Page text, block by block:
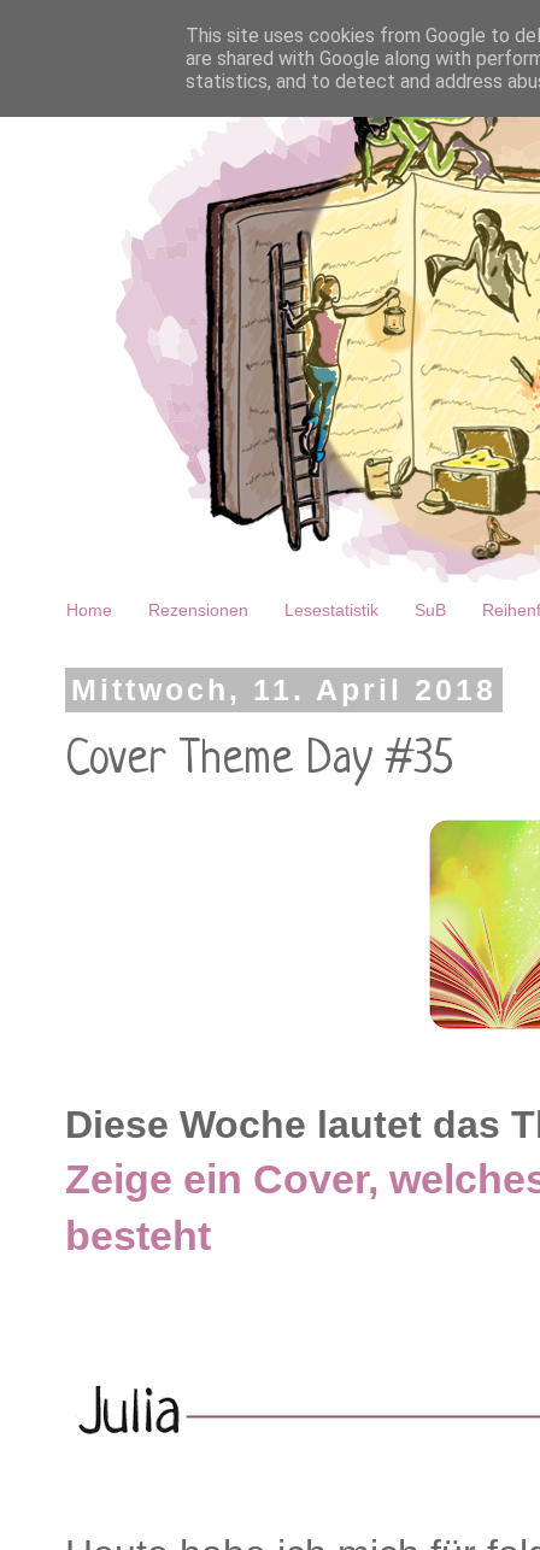
Home Rezensionen Lesestatistik SuB
Mittwoch, 11. April 2018
Cover Theme Day #35
Diese Woche lautet das
Zeige ein Cover,
besteht
This site uses cookies from Google to
are shared with Google along with
statistics, and to detect and address